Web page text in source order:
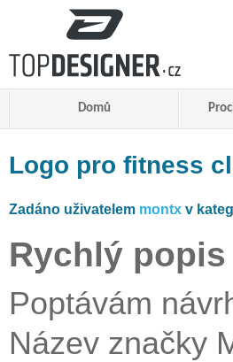
Domů
Logo pro fitness
Zadáno uživatelem montx v
Rychlý
Poptávám
Název značky